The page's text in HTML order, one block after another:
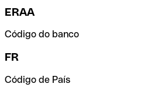
ERAA
Código do banco
FR
Código de País